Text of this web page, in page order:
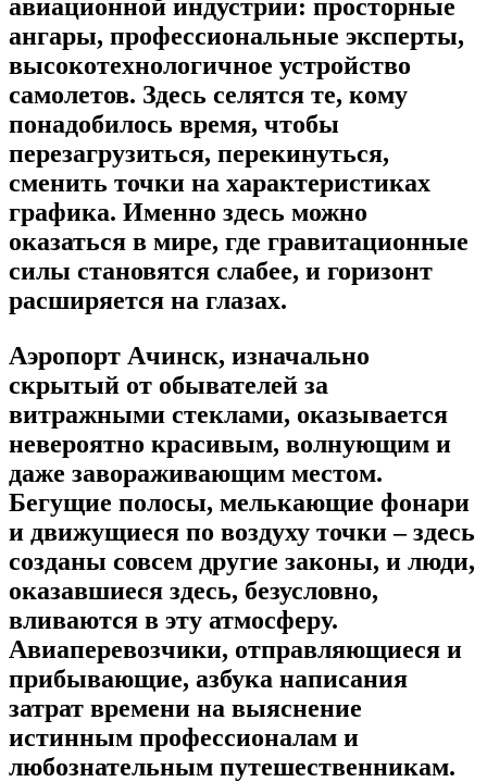
авиационной индустрии: просторные
ангары, профессиональные эксперты,
высокотехнологичное устройство
самолетов. Здесь селятся те, кому
понадобилось время, чтобы
перезагрузиться, перекинуться,
сменить точки на характеристиках
графика. Именно здесь можно
оказаться в мире, где гравитационные
силы становятся слабее, и горизонт
расширяется на глазах.
Аэропорт Ачинск, изначально
скрытый от обывателей за
витражными стеклами, оказывается
невероятно красивым, волнующим и
даже завораживающим местом.
Бегущие полосы, мелькающие фонари
и движущиеся по воздуху точки – здесь
созданы совсем другие законы, и люди,
оказавшиеся здесь, безусловно,
вливаются в эту атмосферу.
Авиаперевозчики, отправляющиеся и
прибывающие, азбука написания
затрат времени на выяснение
истинным профессионалам и
любознательным путешественникам.